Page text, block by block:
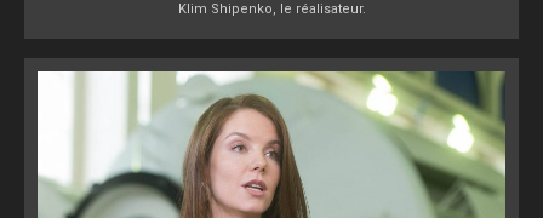
Klim Shipenko, le réalisateur.